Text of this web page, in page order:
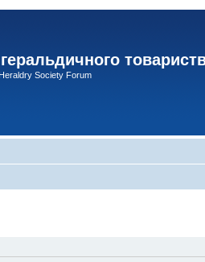
Society Forum